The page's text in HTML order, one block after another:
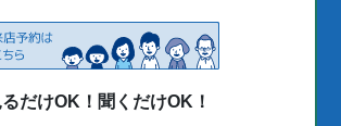
るだけOK！聞くだけOK！